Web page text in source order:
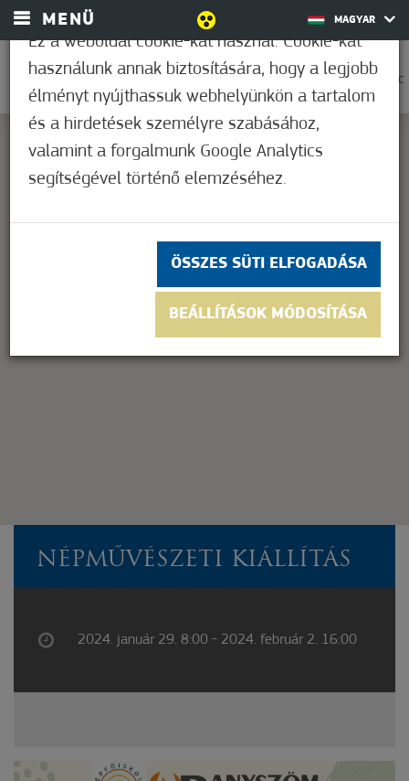
MENÜ MAGYAR
0
27,9°C
This page can't load Google Maps correctly.
Do you own this website? OK
NÉPMŰVÉSZETI KIÁLLÍTÁS
2024. január 29. 8:00 - 2024. február 2. 16:00
Ez a weboldal cookie-kat használ. Cookie-kat
használunk annak biztosítására, hogy a legjobb
élményt nyújthassuk webhelyünkön a tartalom
és a hirdetések személyre szabásához,
valamint a forgalmunk Google Analytics
segítségével történő elemzéséhez.
ÖSSZES SÜTI ELFOGADÁSA
BEÁLLÍTÁSOK MÓDOSÍTÁSA